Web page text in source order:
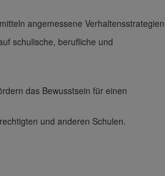
angemessene
schulische, berufliche und
das Bewusstsein für einen
und anderen Schulen.